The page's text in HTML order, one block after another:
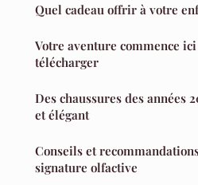
Quel cadeau offrir à votre
Votre aventure commence
télécharger
Des chaussures des années
et élégant
Conseils et
signature olfactive